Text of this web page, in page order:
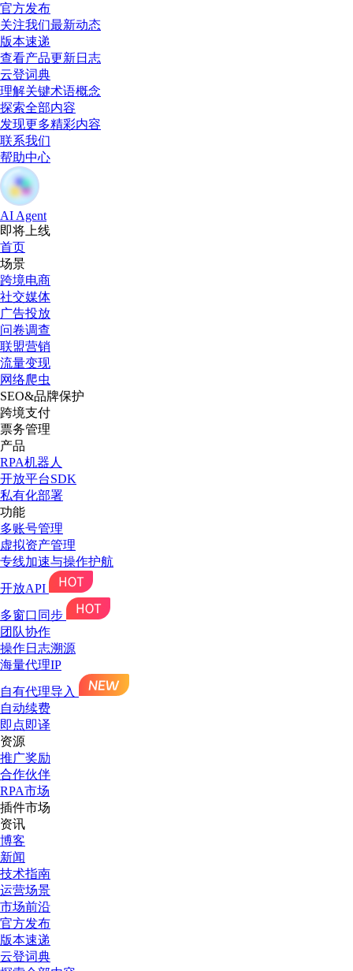
官方发布
关注我们最新动态
版本速递
查看产品更新日志
云登词典
理解关键术语概念
探索全部内容
发现更多精彩内容
联系我们
帮助中心
AI Agent
即将上线
首页
场景
跨境电商
社交媒体
广告投放
问卷调查
联盟营销
流量变现
网络爬虫
SEO&品牌保护
跨境支付
票务管理
产品
RPA机器人
开放平台SDK
私有化部署
功能
多账号管理
虚拟资产管理
专线加速与操作护航
开放API
多窗口同步
团队协作
操作日志溯源
海量代理IP
自有代理导入
自动续费
即点即译
资源
推广奖励
合作伙伴
RPA市场
插件市场
资讯
博客
新闻
技术指南
运营场景
市场前沿
官方发布
版本速递
云登词典